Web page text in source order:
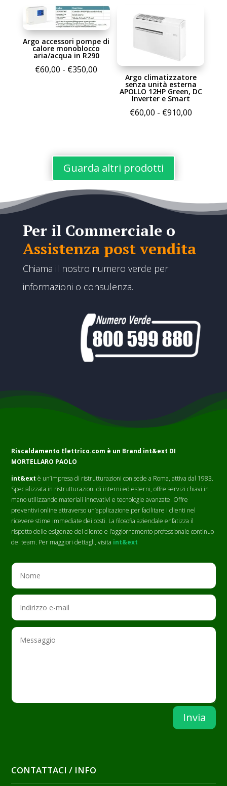
Argo accessori pompe di
calore monoblocco
aria/acqua in R290
€60,00 - €350,00 Fascia
prezzo:
Argo climatizzatore
senza unità esterna
APOLLO 12HP Green, DC
Inverter e Smart
€60,00 - €910,00Fascia
Guarda altri prodotti
Per il Commerciale o
Assistenza post vendita
Chiama il nostro numero verde per
informazioni o consulenza.
Riscaldamento Elettrico.com è un Brand int&ext DI
MORTELLARO PAOLO
int&ext è un’impresa di ristrutturazioni con sede a Roma, attiva dal 1983.
Specializzata in ristrutturazioni di interni ed esterni, offre servizi chiavi in
mano utilizzando materiali innovativi e tecnologie avanzate. Offre
preventivi online attraverso un’applicazione per facilitare i clienti nel
ricevere stime immediate dei costi. La filosofia aziendale enfatizza il
rispetto delle esigenze del cliente e l’aggiornamento professionale continuo
del team. Per maggiori dettagli, visita int&ext
Invia
CONTATTACI / INFO